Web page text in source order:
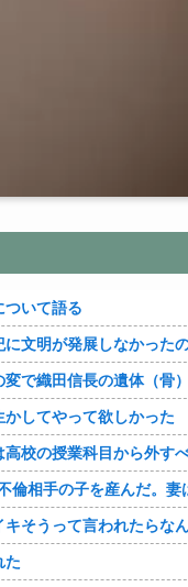
ついて語る
かしてやって欲しかった
高校の授業科目から外す
た